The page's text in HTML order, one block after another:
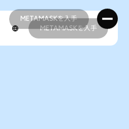
METAMASKを入手
METAMASKを入手
METAMASKを入手